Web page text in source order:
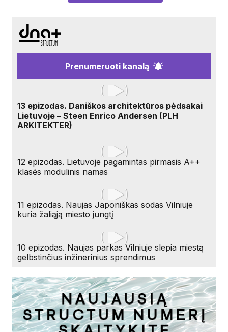
Prenumeruoti kanalą
13 epizodas. Daniškos architektūros pėdsakai
Lietuvoje – Steen Enrico Andersen (PLH
ARKITEKTER)
12 epizodas. Lietuvoje pagamintas pirmasis A++
klasės modulinis namas
11 epizodas. Naujas Japoniškas sodas Vilniuje
kuria žaliąją miesto jungtį
10 epizodas. Naujas parkas Vilniuje slepia miestą
gelbstinčius inžinerinius sprendimus